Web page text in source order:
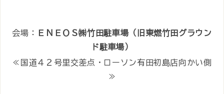
会場：
ＥＮＥＯＳ㈱竹田駐車場（旧東燃竹田グラウン
ド駐車場）
≪国道４２号里交差点・ローソン有田初島店向かい側
≫